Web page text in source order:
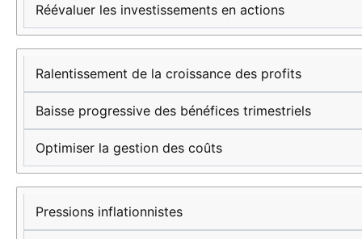
Réévaluer les investissements en actions
Ralentissement de la croissance des profits
Baisse progressive des bénéfices trimestriels
Optimiser la gestion des coûts
Pressions inflationnistes